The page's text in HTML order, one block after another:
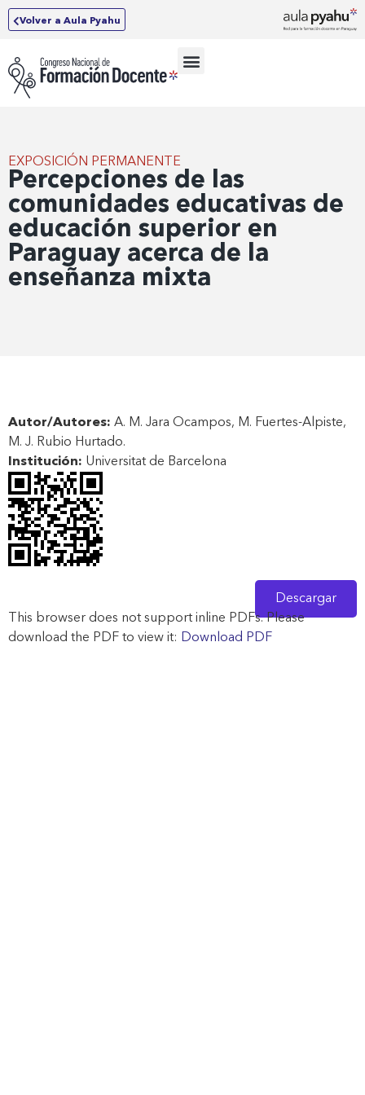
Volver a Aula Pyahu
EXPOSICIÓN PERMANENTE
Percepciones de las
comunidades educativas de
educación superior en
Paraguay acerca de la
enseñanza mixta
Autor/Autores: A. M. Jara Ocampos, M. Fuertes-Alpiste,
M. J. Rubio Hurtado.
Institución: Universitat de Barcelona
Descargar
This browser does not support inline PDFs. Please
download the PDF to view it: Download PDF